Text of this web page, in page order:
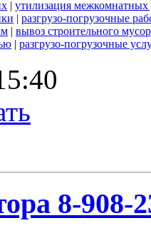
| утилизация межкомнатных
| разгрузо-погрузочные
| вывоз строительного
| разгрузо-погрузочные
8-908-